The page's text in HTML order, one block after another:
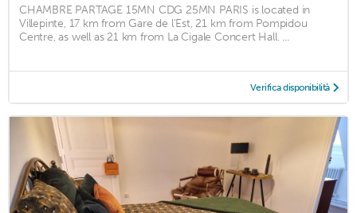
CHAMBRE PARTAGE 15MN CDG 25MN PARIS is located in
Villepinte, 17 km from Gare de l'Est, 21 km from Pompidou
Centre, as well as 21 km from La Cigale Concert Hall. ...
Verifica disponibilità